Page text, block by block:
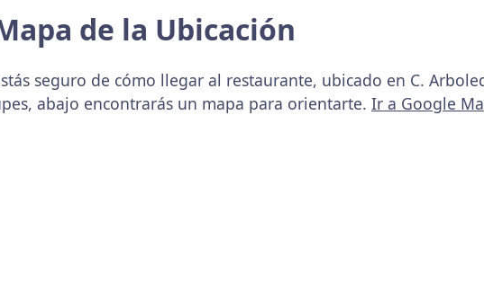
de la Ubicación
seguro de cómo llegar al restaurante, ubicado en C.
abajo encontrarás un mapa para orientarte. Ir a Google